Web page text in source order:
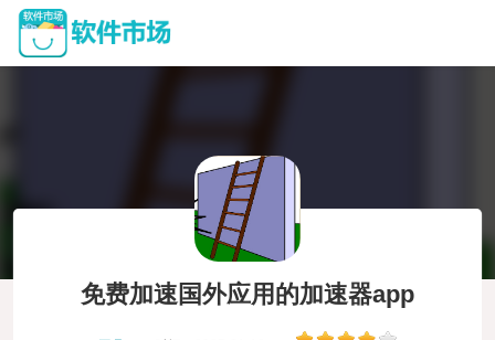
免费加速国外应用的加速器app